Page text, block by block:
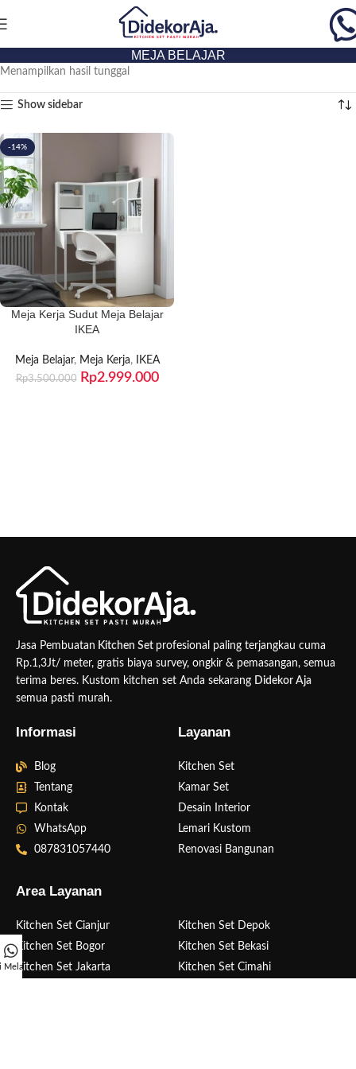
MEJA BELAJAR
Menampilkan hasil tunggal
Show sidebar
-14%
Meja Kerja Sudut Meja Belajar
IKEA
Meja Belajar, Meja Kerja, IKEA
Rp3.500.000 Rp2.999.000
Jasa Pembuatan Kitchen Set profesional paling terjangkau cuma
Rp.1,3Jt/ meter, gratis biaya survey, ongkir & pemasangan, semua
terima beres. Kustom kitchen set Anda sekarang Didekor Aja
semua pasti murah.
Informasi
Blog
Tentang
Kontak
WhatsApp
087831057440
Layanan
Kitchen Set
Kamar Set
Desain Interior
Lemari Kustom
Renovasi Bangunan
Area Layanan
Kitchen Set Cianjur
Kitchen Set Bogor
Kitchen Set Jakarta
Kitchen Set Depok
Kitchen Set Bekasi
Kitchen Set Cimahi
Melalui Whatsapp